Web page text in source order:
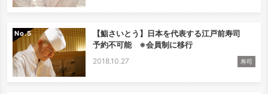
No.
【鮨さいとう】日本を代表する江戸前寿司
予約不可能 ※会員制に移行
2018.10.27 寿司